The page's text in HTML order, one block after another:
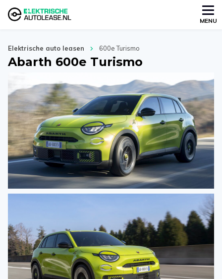
MENU
Elektrische auto leasen 600e Turismo
Abarth 600e Turismo